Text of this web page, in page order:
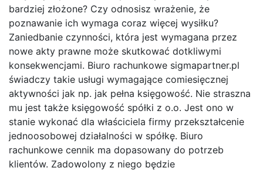
bardziej złożone? Czy odnosisz wrażenie, że
poznawanie ich wymaga coraz więcej wysiłku?
Zaniedbanie czynności, która jest wymagana przez
nowe akty prawne może skutkować dotkliwymi
konsekwencjami. Biuro rachunkowe sigmapartner.pl
świadczy takie usługi wymagające comiesięcznej
aktywności jak np. jak pełna księgowość. Nie straszna
mu jest także księgowość spółki z o.o. Jest ono w
stanie wykonać dla właściciela firmy przekształcenie
jednoosobowej działalności w spółkę. Biuro
rachunkowe cennik ma dopasowany do potrzeb
klientów. Zadowolony z niego będzie